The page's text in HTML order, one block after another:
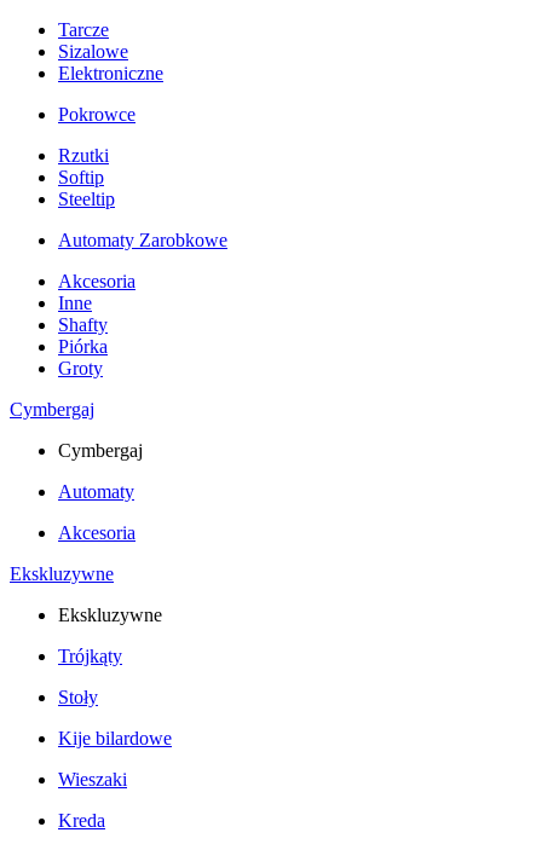
Tarcze
Sizalowe
Elektroniczne
Pokrowce
Rzutki
Softip
Steeltip
Automaty Zarobkowe
Akcesoria
Inne
Shafty
Piórka
Groty
Cymbergaj
Cymbergaj
Automaty
Akcesoria
Ekskluzywne
Ekskluzywne
Trójkąty
Stoły
Kije bilardowe
Wieszaki
Kreda